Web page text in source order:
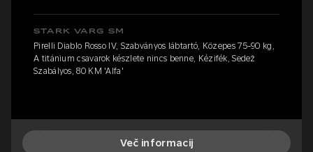
STARK VARG SM
Pirelli Diablo Rosso IV, Szabványos lábtartó, Közepes 75-90 kg,
A titánium csavarok készlete nincs benne, Kézifék, Sedež
Szabályos, 80 KM 'Alfa'
Več informacij